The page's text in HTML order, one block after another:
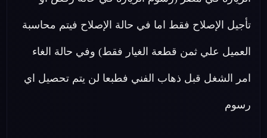
تأجيل الإصلاح فقط اما في حالة الإصلاح فيتم محاسبة
العميل علي ثمن قطعة الغيار فقط) وفي حالة الغاء
امر الشغل قبل ذهاب الفني فطبعا لن يتم تحصيل اي
رسوم